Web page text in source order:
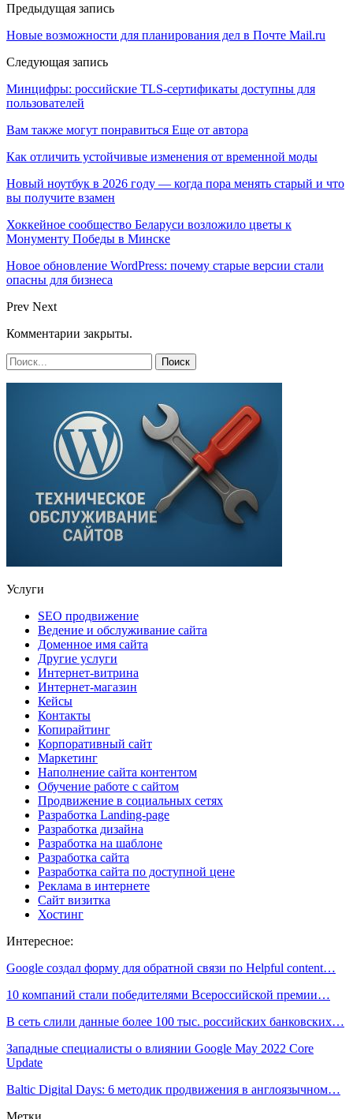
Предыдущая запись
Новые возможности для планирования дел в Почте Mail.ru
Следующая запись
Минцифры: российские TLS-сертификаты доступны для
пользователей
Вам также могут понравиться Еще от автора
Как отличить устойчивые изменения от временной моды
Новый ноутбук в 2026 году — когда пора менять старый и что
вы получите взамен
Хоккейное сообщество Беларуси возложило цветы к
Монументу Победы в Минске
Новое обновление WordPress: почему старые версии стали
опасны для бизнеса
Prev Next
Комментарии закрыты.
Услуги
SEO продвижение
Ведение и обслуживание сайта
Доменное имя сайта
Другие услуги
Интернет-витрина
Интернет-магазин
Кейсы
Контакты
Копирайтинг
Корпоративный сайт
Маркетинг
Наполнение сайта контентом
Обучение работе с сайтом
Продвижение в социальных сетях
Разработка Landing-page
Разработка дизайна
Разработка на шаблоне
Разработка сайта
Разработка сайта по доступной цене
Реклама в интернете
Сайт визитка
Хостинг
Интересное:
Google создал форму для обратной связи по Helpful content…
10 компаний стали победителями Всероссийской премии…
В сеть слили данные более 100 тыс. российских банковских…
Западные специалисты о влиянии Google May 2022 Core
Update
Baltic Digital Days: 6 методик продвижения в англоязычном…
Метки